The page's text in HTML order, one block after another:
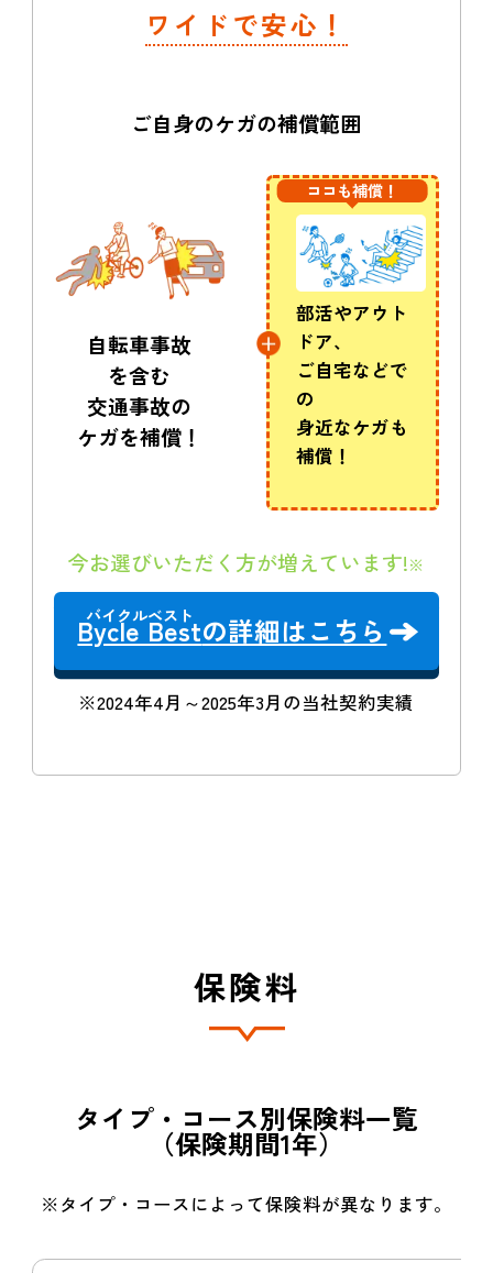
ワイドで安心！
ご自身のケガの補償範囲
自転車事故
を含む
交通事故の
ケガを補償！
ココも補償！
部活やアウト
ドア、
ご自宅などで
の
身近なケガも
補償！
今お選びいただく方が増えています!※
Bycle Bestの詳細はこちら
※2024年4月～2025年3月の当社契約実績
保険料
タイプ・コース別保険料一覧
（保険期間1年）
※タイプ・コースによって保険料が異なります。